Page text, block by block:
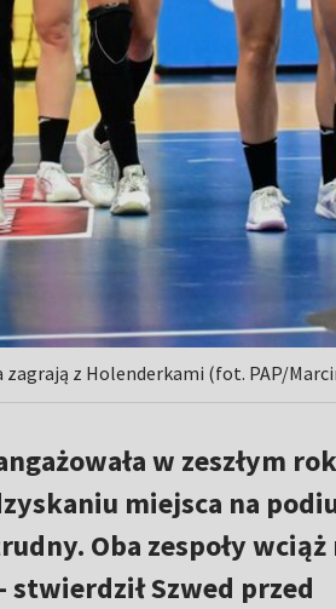
z Holenderkami (fot. PAP/
w zeszłym
miejsca na
Oba zespoły wciąż
stwierdził Szwed przed